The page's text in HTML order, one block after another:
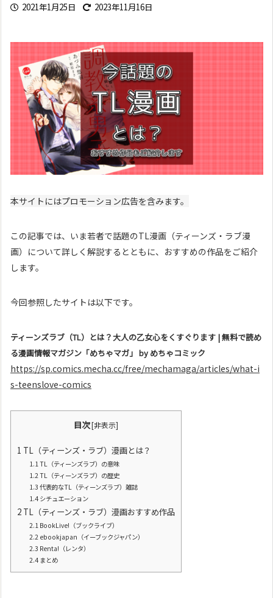
2021年1月25日 2023年11月16日
本サイトにはプロモーション広告を含みます。
この記事では、いま若者で話題のTL漫画（ティーンズ・ラブ漫
画）について詳しく解説するとともに、おすすめの作品をご紹介
します。
今回参照したサイトは以下です。
ティーンズラブ（TL）とは？大人の乙女心をくすぐります | 無料で読め
る漫画情報マガジン「めちゃマガ」 by めちゃコミック
https://sp.comics.mecha.cc/free/mechamaga/articles/what-i
s-teenslove-comics
目次[非表示]
1 TL（ティーンズ・ラブ）漫画とは？
1.1TL（ティーンズラブ）の意味
1.2TL（ティーンズラブ）の歴史
1.3 代表的なTL（ティーンズラブ）雑誌
1.4シチュエーション
2 TL（ティーンズ・ラブ）漫画おすすめ作品
2.1BookLive!（ブックライブ）
2.2ebookjapan（イーブックジャパン）
2.3 Renta!（レンタ）
2.4まとめ